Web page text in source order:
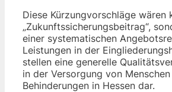
Diese Kürzungvorschläge wären
„Zukunftssicherungsbeitrag“,
einer systematischen
Leistungen in der
stellen eine generelle
in der Versorgung von
Behinderungen in Hessen dar.